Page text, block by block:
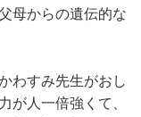
母からの遺伝的な
わすみ先生がおし
が人一倍強くて、